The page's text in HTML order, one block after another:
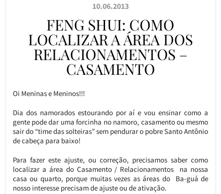
10.06.2013
FENG SHUI: COMO
LOCALIZAR A ÁREA DOS
RELACIONAMENTOS –
CASAMENTO
Oi Meninas e Meninos!!!
Dia dos namorados estourando por aí e vou ensinar como a
gente pode dar uma forcinha no namoro, casamento ou mesmo
sair do “time das solteiras” sem pendurar o pobre Santo Antônio
de cabeça para baixo!
Para fazer este ajuste, ou correção, precisamos saber como
localizar a área do Casamento / Relacionamentos na nossa
casa ou quarto, porque muitas vezes as áreas do Ba-guá de
nosso interesse precisam de ajuste ou de ativação.